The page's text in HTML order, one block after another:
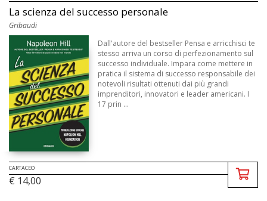
La scienza del successo personale
Gribaudi
Dall'autore del bestseller Pensa e arricchisci te
stesso arriva un corso di perfezionamento sul
successo individuale. Impara come mettere in
pratica il sistema di successo responsabile dei
notevoli risultati ottenuti dai più grandi
imprenditori, innovatori e leader americani. I
17 prin ...
CARTACEO
€ 14,00